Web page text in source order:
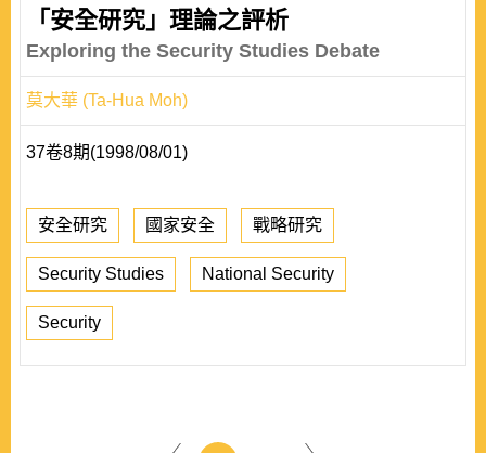
「安全研究」理論之評析
Exploring the Security Studies Debate
莫大華 (Ta-Hua Moh)
37卷8期(1998/08/01)
安全研究 國家安全 戰略研究
Security Studies National Security
Security